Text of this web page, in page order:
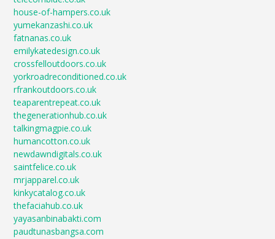
house-of-hampers.co.uk
yumekanzashi.co.uk
fatnanas.co.uk
emilykatedesign.co.uk
crossfelloutdoors.co.uk
yorkroadreconditioned.co.uk
rfrankoutdoors.co.uk
teaparentrepeat.co.uk
thegenerationhub.co.uk
talkingmagpie.co.uk
humancotton.co.uk
newdawndigitals.co.uk
saintfelice.co.uk
mrjapparel.co.uk
kinkycatalog.co.uk
thefaciahub.co.uk
yayasanbinabakti.com
paudtunasbangsa.com